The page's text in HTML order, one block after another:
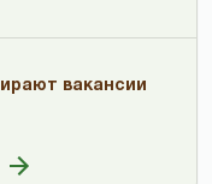
вакансии